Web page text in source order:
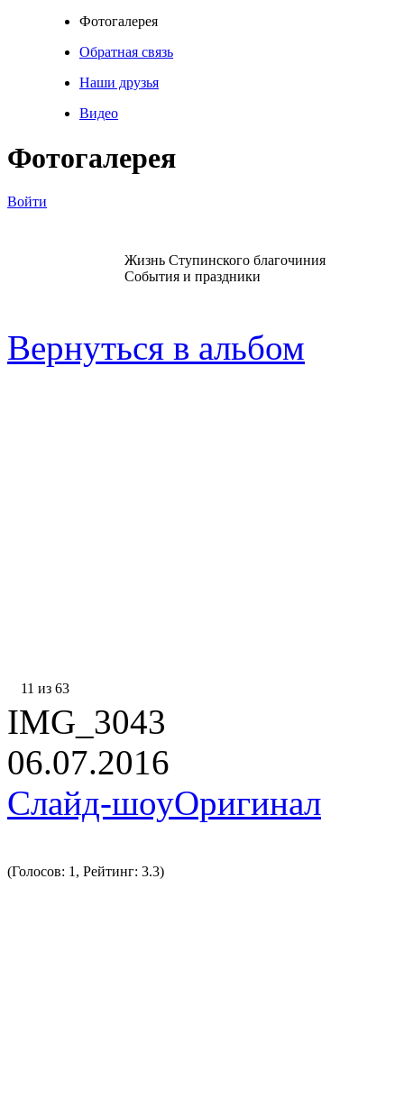
Фотогалерея
Обратная связь
Наши друзья
Видео
Фотогалерея
Войти
Жизнь Ступинского благочиния
События и праздники
Вернуться в альбом
11 из 63
IMG_3043
06.07.2016
Слайд-шоуОригинал
(Голосов: 1, Рейтинг: 3.3)